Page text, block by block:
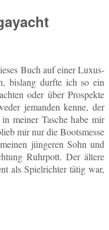
Buch auf einer Lu­xus­
bis­lang durfte ich so ein
oder über Pro­spek­te
je­man­den kenne, der
meiner Tasche habe mir
mir nur die Boots­mes­se
jün­ge­ren Sohn und
Ruhr­pott. Der ältere
als Spiel­rich­ter tätig war,